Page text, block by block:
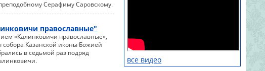
Серафиму Саровскому.
православные"
«Калинковичи православные»,
Казанской иконы Божией
в седьмой раз подряд
все видео